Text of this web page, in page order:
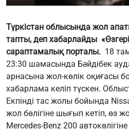
Түркістан облысында жол
тапты, деп хабарлайды
сараптамалық порталы. 18
23:30 шамасында Бәйдібек
арнасына жол-көлік оқиғасы
хабарлама келіп түскен.
Екпінді тас жолы бойында
жол бөлігіне шығып кетіп, өз
Mercedes-Benz 200